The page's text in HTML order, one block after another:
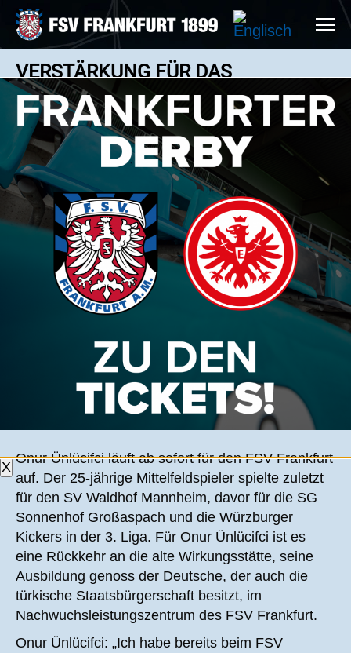
VERSTÄRKUNG FÜR DAS
MITTELFELD
Onur Ünlücifci (re.) mit Cheftrainer Tim Görner
ONUR ÜNLÜCIFCI KOMMT VOM SV
WALDHOF MANNHEIM
Onur Ünlücifci läuft ab sofort für den FSV Frankfurt
auf. Der 25-jährige Mittelfeldspieler spielte zuletzt
für den SV Waldhof Mannheim, davor für die SG
Sonnenhof Großaspach und die Würzburger
Kickers in der 3. Liga. Für Onur Ünlücifci ist es
eine Rückkehr an die alte Wirkungsstätte, seine
Ausbildung genoss der Deutsche, der auch die
türkische Staatsbürgerschaft besitzt, im
Nachwuchsleistungszentrum des FSV Frankfurt.
Onur Ünlücifci: „Ich habe bereits beim FSV
X